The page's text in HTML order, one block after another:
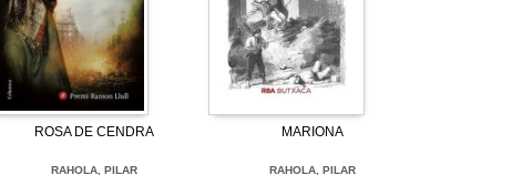
ROSA DE CENDRA
RAHOLA, PILAR
MARIONA
RAHOLA, PILAR